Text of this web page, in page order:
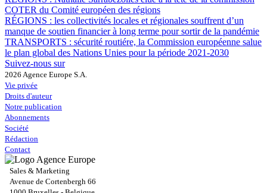
COTER du Comité européen des régions
RÉGIONS : les collectivités locales et régionales souffrent d’un
manque de soutien financier à long terme pour sortir de la pandémie
TRANSPORTS : sécurité routiére, la Commission européenne salue
le plan global des Nations Unies pour la période 2021-2030
Suivez-nous sur
2026 Agence Europe S.A.
Vie privée
Droits d'auteur
Notre publication
Abonnements
Société
Rédaction
Contact
Sales & Marketing
Avenue de Cortenbergh 66